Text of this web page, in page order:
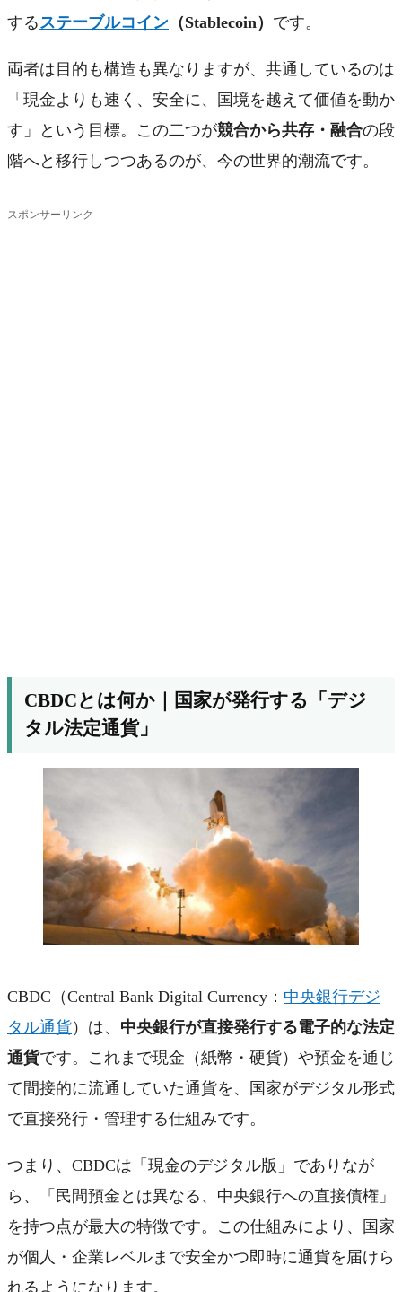
する ステーブルコイン （Stablecoin） です。
両者は目的も構造も異なりますが、共通しているのは
「現金よりも速く、安全に、国境を越えて価値を動か
す」という目標。この二つが競合から共存・融合の段
階へと移行しつつあるのが、今の世界的潮流です。
スポンサーリンク
CBDCとは何か｜国家が発行する「デジ
タル法定通貨」
CBDC（Central Bank Digital Currency： 中央銀行デジ
タル通貨）は、 中央銀行が直接発行する電子的な法定
通貨です。これまで現金（紙幣・硬貨）や預金を通じ
て間接的に流通していた通貨を、国家がデジタル形式
で直接発行・管理する仕組みです。
つまり、CBDCは「現金のデジタル版」でありなが
ら、「民間預金とは異なる、中央銀行への直接債権」
を持つ点が最大の特徴です。この仕組みにより、国家
が個人・企業レベルまで安全かつ即時に通貨を届けら
れるようになります。